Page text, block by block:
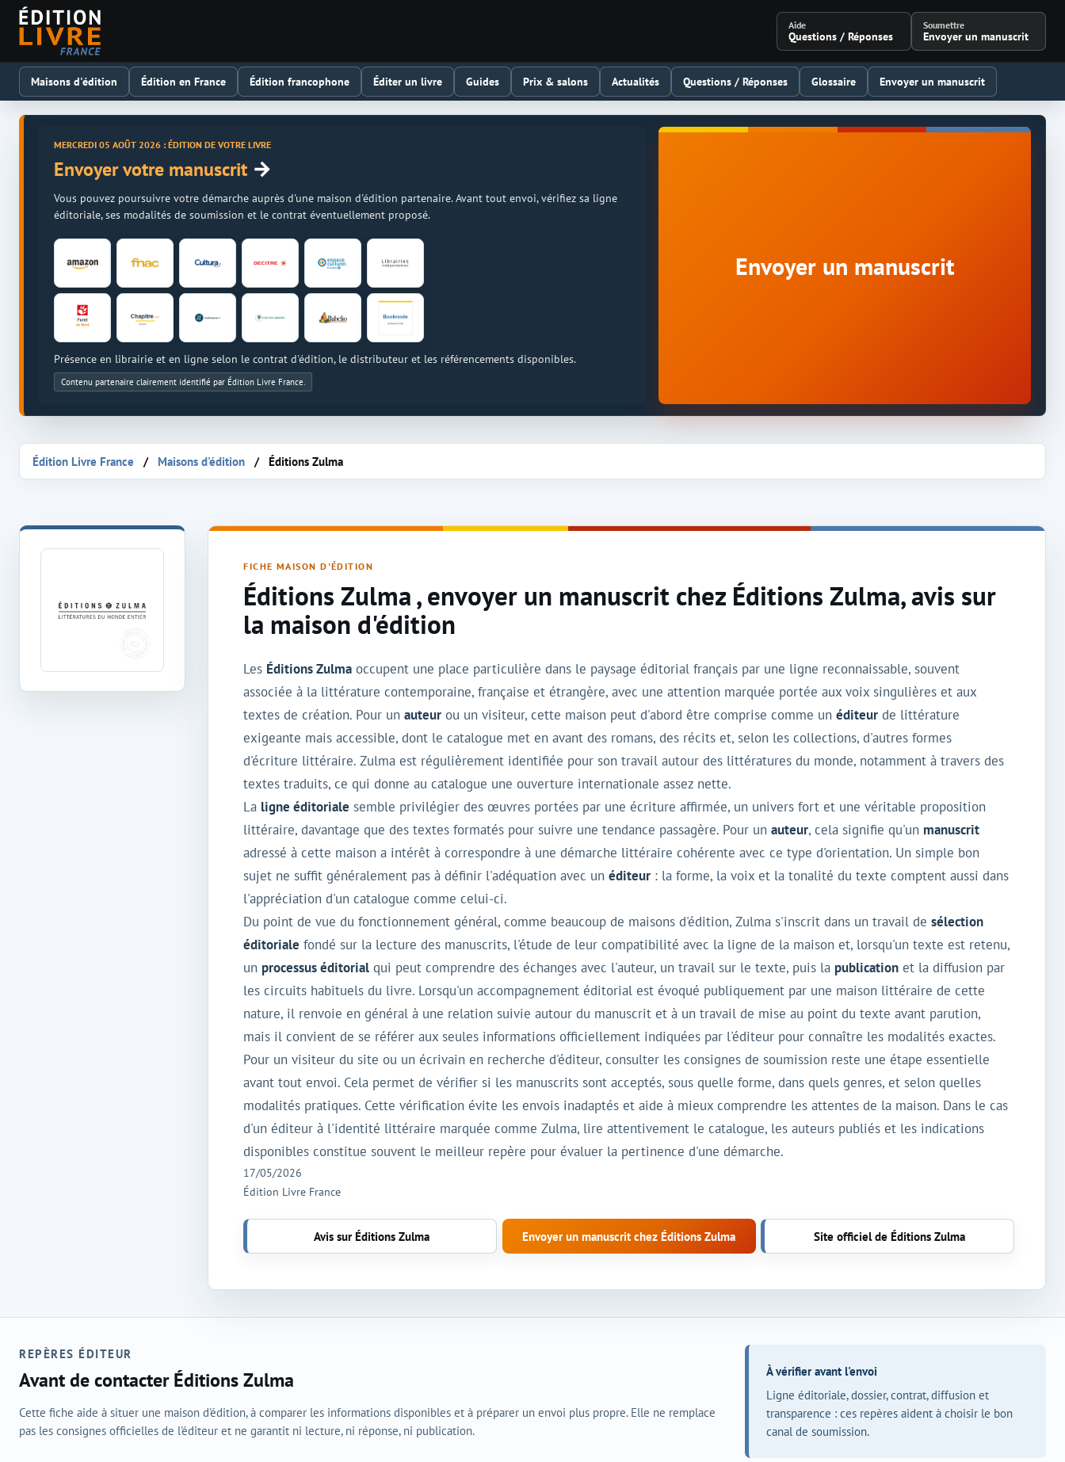
Aide
Questions / Réponses
Soumettre
Envoyer un manuscrit
Maisons d'édition Édition en France Édition francophone Éditer un livre Guides Prix & salons Actualités Questions / Réponses Glossaire Envoyer un manuscrit
MERCREDI 05 AOÛT 2026 : ÉDITION DE VOTRE LIVRE
Envoyer votre manuscrit →
Vous pouvez poursuivre votre démarche auprès d'une maison d'édition partenaire. Avant tout envoi, vérifiez sa ligne
éditoriale, ses modalités de soumission et le contrat éventuellement proposé.
Présence en librairie et en ligne selon le contrat d'édition, le distributeur et les référencements disponibles.
Contenu partenaire clairement identifié par Édition Livre France.
Envoyer un manuscrit
Édition Livre France Maisons d'édition Éditions Zulma
Maison d'édition Éditions Zulma
FICHE MAISON D'ÉDITION
Éditions Zulma , envoyer un manuscrit chez Éditions Zulma, avis sur
la maison d'édition
Les Éditions Zulma occupent une place particulière dans le paysage éditorial français par une ligne reconnaissable, souvent
associée à la littérature contemporaine, française et étrangère, avec une attention marquée portée aux voix singulières et aux
textes de création. Pour unauteur ou un visiteur, cette maison peut d'abord être comprise comme unéditeur de littérature
exigeante mais accessible, dont le catalogue met en avant des romans, des récits et, selon les collections, d'autres formes
d'écriture littéraire. Zulma est régulièrement identifiée pour son travail autour des littératures du monde, notamment à travers des
textes traduits, ce qui donne au catalogue une ouverture internationale assez nette.
La ligne éditoriale semble privilégier des œuvres portées par une écriture affirmée, un univers fort et une véritable proposition
littéraire, davantage que des textes formatés pour suivre une tendance passagère. Pour unauteur, cela signifie qu'un manuscrit
adressé à cette maison a intérêt à correspondre à une démarche littéraire cohérente avec ce type d'orientation. Un simple bon
sujet ne suffit généralement pas à définir l'adéquation avec unéditeur : la forme, la voix et la tonalité du texte comptent aussi dans
l'appréciation d'un catalogue comme celui-ci.
Du point de vue du fonctionnement général, comme beaucoup de maisons d'édition, Zulma s'inscrit dans un travail desélection
éditoriale fondé sur la lecture des manuscrits, l'étude de leur compatibilité avec la ligne de la maison et, lorsqu'un texte est retenu,
un processus éditorial qui peut comprendre des échanges avec l'auteur, un travail sur le texte, puis la publication et la diffusion par
les circuits habituels du livre. Lorsqu'un accompagnement éditorial est évoqué publiquement par une maison littéraire de cette
nature, il renvoie en général à une relation suivie autour du manuscrit et à un travail de mise au point du texte avant parution,
mais il convient de se référer aux seules informations officiellement indiquées par l'éditeur pour connaître les modalités exactes.
Pour un visiteur du site ou un écrivain en recherche d'éditeur, consulter les consignes de soumission reste une étape essentielle
avant tout envoi. Cela permet de vérifier si les manuscrits sont acceptés, sous quelle forme, dans quels genres, et selon quelles
modalités pratiques. Cette vérification évite les envois inadaptés et aide à mieux comprendre les attentes de la maison. Dans le cas
d'un éditeur à l'identité littéraire marquée comme Zulma, lire attentivement le catalogue, les auteurs publiés et les indications
disponibles constitue souvent le meilleur repère pour évaluer la pertinence d'une démarche.
17/05/2026
Édition Livre France
Avis sur Éditions Zulma Envoyer un manuscrit chez Éditions Zulma Site officiel de Éditions Zulma
REPÈRES ÉDITEUR
Avant de contacter Éditions Zulma
Cette fiche aide à situer une maison d'édition, à comparer les informations disponibles et à préparer un envoi plus propre. Elle ne remplace
pas les consignes officielles de l'éditeur et ne garantit ni lecture, ni réponse, ni publication.
À vérifier avant l'envoi
Ligne éditoriale, dossier, contrat, diffusion et
transparence : ces repères aident à choisir le bon
canal de soumission.